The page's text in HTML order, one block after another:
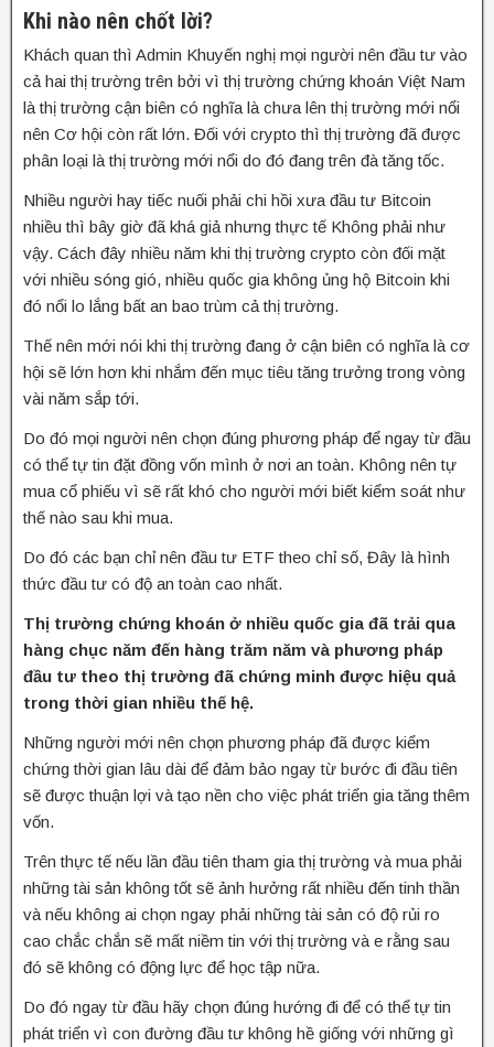
Khi nào nên chốt lời?
Khách quan thì Admin Khuyến nghị mọi người nên đầu tư vào
cả hai thị trường trên bởi vì thị trường chứng khoán Việt Nam
là thị trường cận biên có nghĩa là chưa lên thị trường mới nổi
nên Cơ hội còn rất lớn. Đối với crypto thì thị trường đã được
phân loại là thị trường mới nổi do đó đang trên đà tăng tốc.
Nhiều người hay tiếc nuối phải chi hồi xưa đầu tư Bitcoin
nhiều thì bây giờ đã khá giả nhưng thực tế Không phải như
vậy. Cách đây nhiều năm khi thị trường crypto còn đối mặt
với nhiều sóng gió, nhiều quốc gia không ủng hộ Bitcoin khi
đó nổi lo lắng bất an bao trùm cả thị trường.
Thế nên mới nói khi thị trường đang ở cận biên có nghĩa là cơ
hội sẽ lớn hơn khi nhắm đến mục tiêu tăng trưởng trong vòng
vài năm sắp tới.
Do đó mọi người nên chọn đúng phương pháp để ngay từ đầu
có thể tự tin đặt đồng vốn mình ở nơi an toàn. Không nên tự
mua cổ phiếu vì sẽ rất khó cho người mới biết kiểm soát như
thế nào sau khi mua.
Do đó các bạn chỉ nên đầu tư ETF theo chỉ số, Đây là hình
thức đầu tư có độ an toàn cao nhất.
Thị trường chứng khoán ở nhiều quốc gia đã trải qua
hàng chục năm đến hàng trăm năm và phương pháp
đầu tư theo thị trường đã chứng minh được hiệu quả
trong thời gian nhiều thế hệ.
Những người mới nên chọn phương pháp đã được kiểm
chứng thời gian lâu dài để đảm bảo ngay từ bước đi đầu tiên
sẽ được thuận lợi và tạo nền cho việc phát triển gia tăng thêm
vốn.
Trên thực tế nếu lần đầu tiên tham gia thị trường và mua phải
những tài sản không tốt sẽ ảnh hưởng rất nhiều đến tinh thần
và nếu không ai chọn ngay phải những tài sản có độ rủi ro
cao chắc chắn sẽ mất niềm tin với thị trường và e rằng sau
đó sẽ không có động lực để học tập nữa.
Do đó ngay từ đầu hãy chọn đúng hướng đi để có thể tự tin
phát triển vì con đường đầu tư không hề giống với những gì